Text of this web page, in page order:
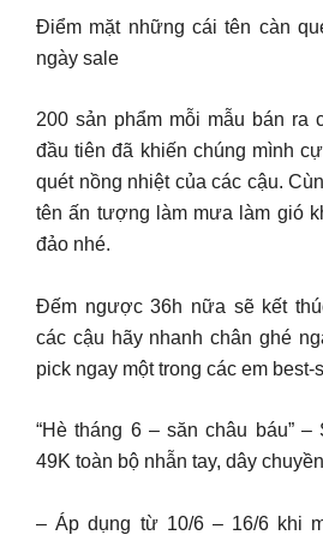
Điểm mặt những cái tên càn
ngày sale
200 sản phẩm mỗi mẫu bán ra
đầu tiên đã khiến chúng mình
quét nồng nhiệt của các cậu.
tên ấn tượng làm mưa làm gió
đảo nhé.
Đếm ngược 36h nữa sẽ kết
các cậu hãy nhanh chân ghé
pick ngay một trong các em best-
“Hè tháng 6 – săn châu báu”
49K toàn bộ nhẫn tay, dây
– Áp dụng từ 10/6 – 16/6 khi